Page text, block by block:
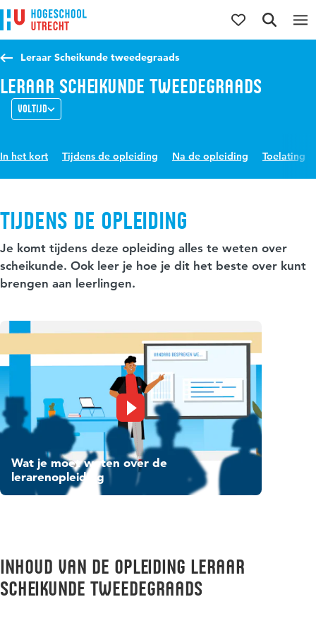
Direct naar de inhoud
Direct naar de hoofdnavigatie
Direct naar de zoekfunctie
Leraar Scheikunde tweedegraads
Leraar Scheikunde tweedegraads
Voltijd
In het kort Tijdens de opleiding Na de opleiding Toelating
Tijdens de opleiding
Je komt tijdens deze opleiding alles te weten over
scheikunde. Ook leer je hoe je dit het beste over kunt
brengen aan leerlingen.
Wat je moet weten over de
lerarenopleiding
Inhoud van de opleiding Leraar
Scheikunde tweedegraads